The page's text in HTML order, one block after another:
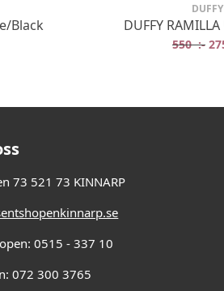
Black
DUFFY
DUFFY
550:-
73 521 73 KINNARP
0515 - 337 10
072 300 3765